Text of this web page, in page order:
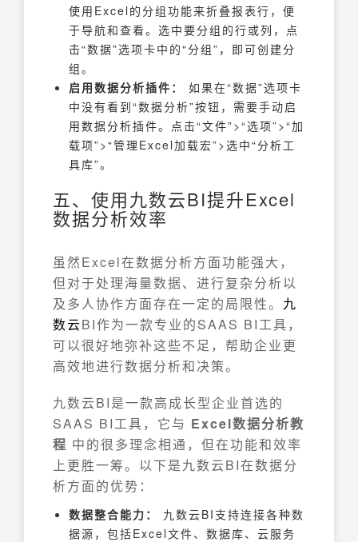
使用Excel的分组功能来折叠报表行，便
于导航和查看。选中要分组的行或列，点
击“数据”选项卡中的“分组”，即可创建分
组。
启用数据分析插件：
如果在“数据”选项卡
中没有看到“数据分析”按钮，需要手动启
用数据分析插件。点击“文件”>“选项”>“加
载项”>“管理Excel加载宏”>选中“分析工
具库”。
五、使用九数云BI提升Excel
数据分析效率
虽然Excel在数据分析方面功能强大，
但对于处理海量数据、进行复杂分析以
及多人协作方面存在一定的局限性。 九
数云BI作为一款专业的SAAS BI工具，
可以很好地弥补这些不足，帮助企业更
高效地进行数据分析和决策。
九数云BI是一款高成长型企业首选的
SAAS BI工具，它与 Excel数据分析教
程 中的很多理念相通，但在功能和效率
上更胜一筹。以下是九数云BI在数据分
析方面的优势：
数据整合能力：
九数云BI支持连接各种数
据源，包括Excel文件、数据库、云服务